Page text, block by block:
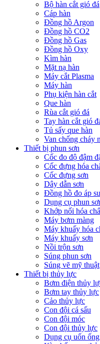
Bộ hàn cắt gió đá
Cáp hàn
Đồng hồ Argon
Đồng hồ CO2
Đồng hồ Gas
Đồng hồ Oxy
Kìm hàn
Mặt nạ hàn
Máy cắt Plasma
Máy hàn
Phụ kiện hàn cắt
Que hàn
Rùa cắt gió đá
Tay hàn cắt gió
Tủ sấy que hàn
Van chống cháy
Thiết bị phun sơn
Cốc đo độ đậm
Cốc đựng hóa
Cốc đựng sơn
Dây dẫn sơn
Đồng hồ đo áp
Dụng cụ phun
Khớp nối hóa
Máy bơm màng
Máy khuấy hóa
Máy khuấy sơn
Nồi trộn sơn
Súng phun sơn
Súng vẽ mỹ thuật
Thiết bị thủy lực
Bơm điện thủy
Bơm tay thủy lực
Cảo thủy lực
Con đội cá sấu
Con đội móc
Con đội thủy lực
Dụng cụ uốn